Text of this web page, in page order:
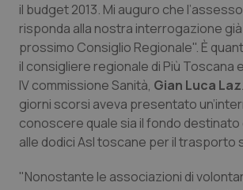
Basilicata
Calabria
Campania
Emilia-Romagna
Friuli Venezia Giulia
Artrite & artrosi
Asma & BPCO
Car-T
Colesterolo & coronaropatie
Dermatite Atopica
QS Club Newsletter
il budget 2013. Mi auguro che
risponda alla nostra interrogazione
prossimo Consiglio Regionale". È
il consigliere regionale di Più Toscana
IV commissione Sanità, Gian Luca
giorni scorsi aveva presentato
conoscere quale sia il fondo destinato
alle dodici Asl toscane per il trasporto
"Nonostante le associazioni di